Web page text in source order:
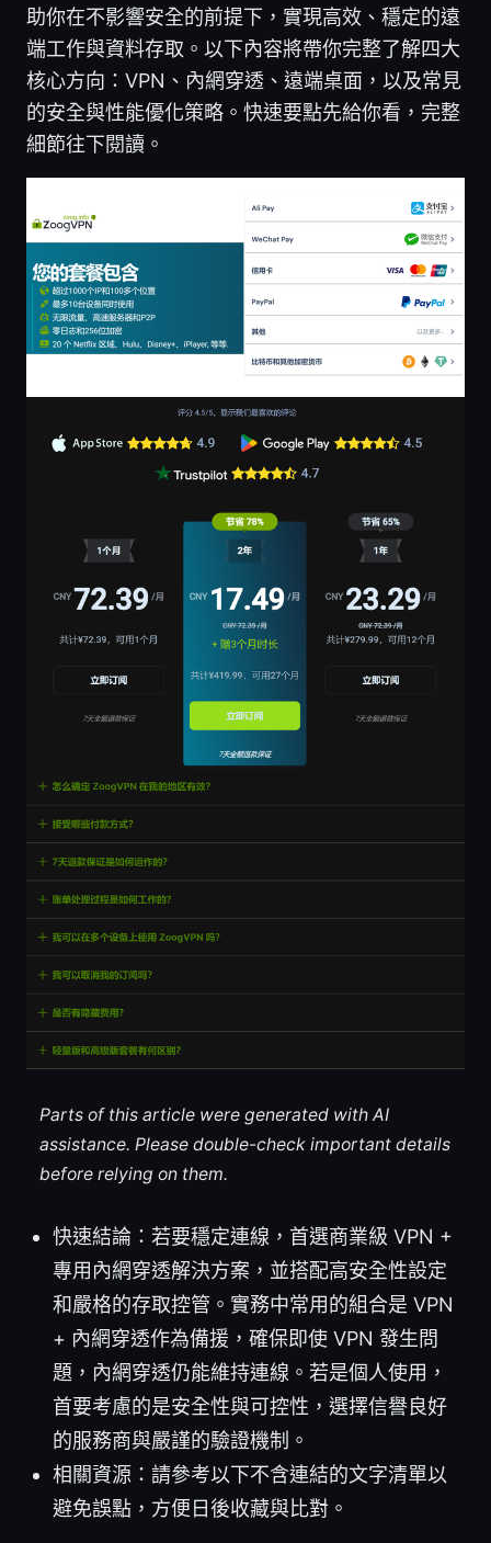
助你在不影響安全的前提下，實現高效、穩定的遠
端工作與資料存取。以下內容將帶你完整了解四大
核心方向：VPN、內網穿透、遠端桌面，以及常見
的安全與性能優化策略。快速要點先給你看，完整
細節往下閱讀。
Parts of this article were generated with AI
assistance. Please double-check important details
before relying on them.
快速結論：若要穩定連線，首選商業級 VPN +
專用內網穿透解決方案，並搭配高安全性設定
和嚴格的存取控管。實務中常用的組合是 VPN
+ 內網穿透作為備援，確保即使 VPN 發生問
題，內網穿透仍能維持連線。若是個人使用，
首要考慮的是安全性與可控性，選擇信譽良好
的服務商與嚴謹的驗證機制。
相關資源：請參考以下不含連結的文字清單以
避免誤點，方便日後收藏與比對。